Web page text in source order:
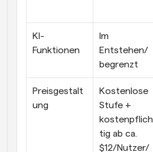
KI-
Funktionen
Im
Entstehen/
begrenzt
Preisgestalt
ung
Kostenlose
Stufe +
kostenpflich
tig ab ca.
$12/Nutzer/